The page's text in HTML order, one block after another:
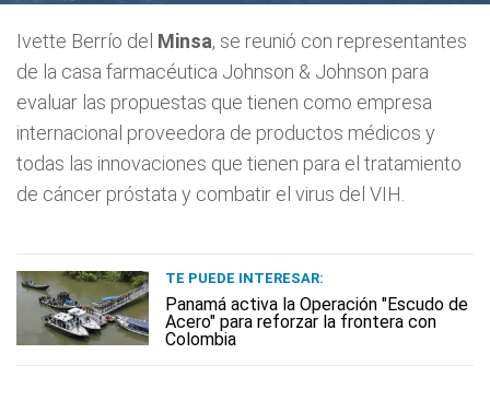
Ivette Berrío del Minsa, se reunió con representantes
de la casa farmacéutica Johnson & Johnson para
evaluar las propuestas que tienen como empresa
internacional proveedora de productos médicos y
todas las innovaciones que tienen para el tratamiento
de cáncer próstata y combatir el virus del VIH.
TE PUEDE INTERESAR:
Panamá activa la Operación "Escudo de
Acero" para reforzar la frontera con
Colombia